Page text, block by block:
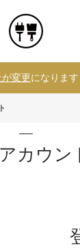
変更になります
カウン